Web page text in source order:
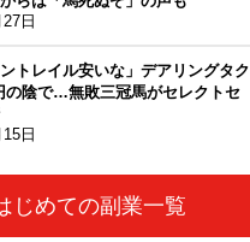
日
ントレイル安いな」デアリングタク
の陰で…無敗三冠馬がセレクトセ
日
じめての副業一覧